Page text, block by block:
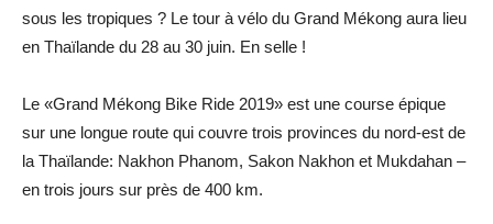
sous les tropiques ? Le tour à vélo du Grand Mékong aura lieu
en Thaïlande du 28 au 30 juin. En selle !
Le «Grand Mékong Bike Ride 2019» est une course épique
sur une longue route qui couvre trois provinces du nord-est de
la Thaïlande: Nakhon Phanom, Sakon Nakhon et Mukdahan –
en trois jours sur près de 400 km.